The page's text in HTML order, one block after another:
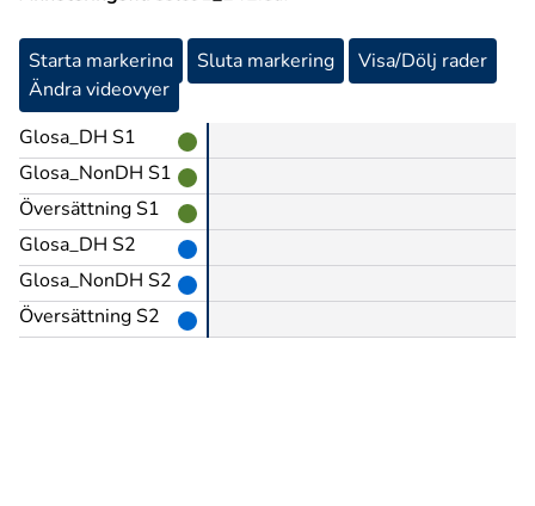
Starta markering Sluta markering
Visa/Dölj rader
Ändra videovyer
Glosa_DH S1
Glosa_NonDH S1
Översättning S1
Glosa_DH S2
Glosa_NonDH S2
Översättning S2